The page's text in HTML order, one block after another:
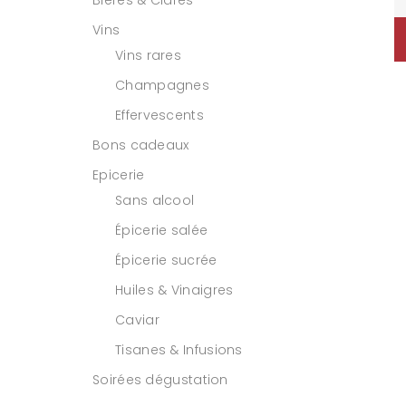
Vins
Vins rares
Champagnes
Effervescents
Bons cadeaux
Epicerie
Sans alcool
Épicerie salée
Épicerie sucrée
Huiles & Vinaigres
Caviar
Tisanes & Infusions
Soirées dégustation